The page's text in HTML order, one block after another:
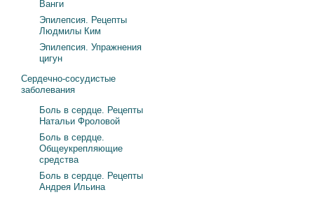
Ванги
Эпилепсия. Рецепты
Людмилы Ким
Эпилепсия. Упражнения
цигун
Сердечно-сосудистые
заболевания
Боль в сердце. Рецепты
Натальи Фроловой
Боль в сердце.
Общеукрепляющие
средства
Боль в сердце. Рецепты
Андрея Ильина